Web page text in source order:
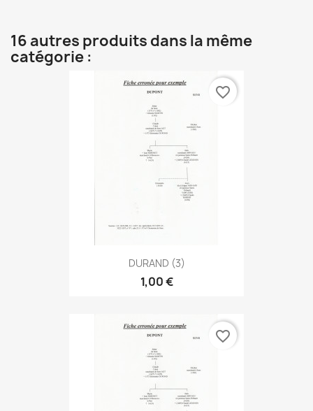
16 autres produits dans la même
catégorie :
DURAND (3)
1,00 €
favorite_border
favorite_border